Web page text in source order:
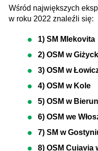
Wśród największych
w roku 2022 znaleźli się:
1) SM Mlekovita
2) OSM w
3) OSM w
4) OSM w Kole
5) OSM w
6) OSM we
7) SM w
8) OSM Cuiavia